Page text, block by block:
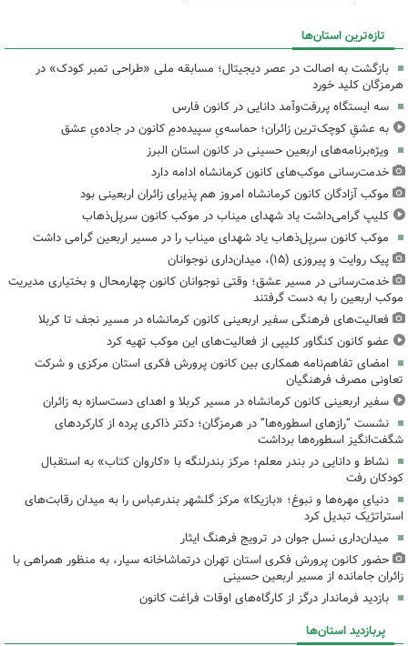
تازه‌ترین استان‌ها
بازگشت به اصالت در عصر دیجیتال؛ مسابقه ملی «طراحی تمبر کودک» در
هرمزگان کلید خورد
سه ایستگاه پررفت‌وآمد دانایی در کانون فارس
به عشقِ کوچک‌ترین زائران؛ حماسه‌یِ سپیده‌دمِ کانون در جاده‌یِ عشق
ویژه‌برنامه‌های اربعین حسینی در کانون استان البرز
خدمت‌رسانی موکب‌های کانون کرمانشاه ادامه دارد
موکب آزادگان کانون کرمانشاه امروز هم پذیرای زائران اربعینی بود
کلیپ گرامی‌داشت یاد شهدای میناب در موکب کانون سرپل‌ذهاب
موکب کانون سرپل‌ذهاب یاد شهدای میناب را در مسیر اربعین گرامی داشت
پیک روایت و پیروزی (۱۵)، میدان‌داری نوجوانان
خدمت‌رسانی در مسیر عشق؛ وقتی نوجوانان کانون چهارمحال و بختیاری مدیریت
موکب اربعین را به دست گرفتند
فعالیت‌های فرهنگی سفیر اربعینی کانون کرمانشاه در مسیر نجف تا کربلا
عضو کانون کنگاور کلیپی از فعالیت‌های این موکب تهیه کرد
امضای تفاهم‌نامه همکاری بین کانون پرورش فکری استان مرکزی و شرکت
تعاونی مصرف فرهنگیان
سفیر اربعینی کانون کرمانشاه در مسیر کربلا و اهدای دست‌سازه به زائران
نشست “رازهای اسطوره‌ها” در هرمزگان؛ دکتر ذاکری پرده از کارکردهای
شگفت‌انگیز اسطوره‌ها برداشت
نشاط و دانایی در بندر معلم؛ مرکز بندرلنگه با «کاروان کتاب» به استقبال
کودکان رفت
دنیایِ مهره‌ها و نبوغ؛ «بازیکا» مرکز گلشهر بندرعباس را به میدان رقابت‌های
استراتژیک تبدیل کرد
میدان‌داری نسل جوان در ترویج فرهنگ ایثار
حضور کانون پرورش فکری استان تهران درتماشاخانه سیار، به منظور همراهی با
زائران جامانده از مسیر اربعین حسینی
بازدید فرماندار درگز از کارگاه‌های اوقات فراغت کانون
پربازدید استان‌ها